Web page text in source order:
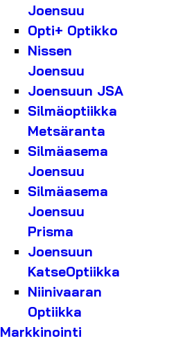
Joensuu
Opti+ Optikko
Nissen
Joensuu
Joensuun JSA
Silmäoptiikka
Metsäranta
Silmäasema
Joensuu
Silmäasema
Joensuu
Prisma
Joensuun
KatseOptiikka
Niinivaaran
Optiikka
Markkinointi